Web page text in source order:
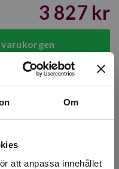
Om
att anpassa innehållet
3 827 kr
varukorgen